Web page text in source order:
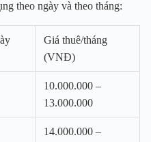
theo ngày và theo tháng:
Giá thuê/tháng
(VNĐ)
10.000.000 –
13.000.000
14.000.000 –